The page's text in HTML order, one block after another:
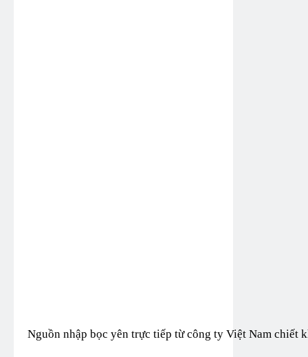
Nguồn nhập bọc yên trực tiếp từ công ty Việt Nam chiết